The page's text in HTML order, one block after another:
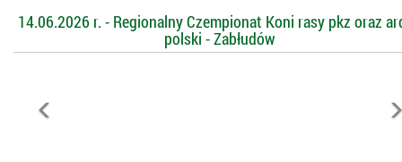
14.06.2026 r. - Regionalny Czempionat Koni rasy pkz oraz
polski - Zabłudów